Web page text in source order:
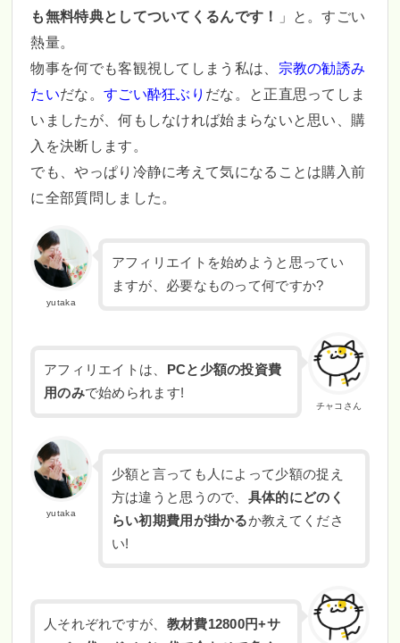
も無料特典としてついてくるんです！
」と。すごい
熱量。
物事を何でも客観視してしまう私は、 宗教の勧誘み
たいだな。 すごい酔狂ぶり だな。と正直思ってしま
いましたが、何もしなければ始まらないと思い、購
入を決断します。
でも、やっぱり冷静に考えて気になることは購入前
に全部質問しました。
yutaka
アフィリエイトを始めようと思ってい
ますが、必要なものって何ですか?
チャコさん
アフィリエイトは、
PCと少額の投資費
用のみで始められます!
yutaka
少額と言っても人によって少額の捉え
方は違うと思うので、 具体的にどのく
らい初期費用が掛かるか教えてくださ
い!
人それぞれですが、 教材費12800円+サ